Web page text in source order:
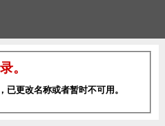
。
更改名称或者暂时不可用。